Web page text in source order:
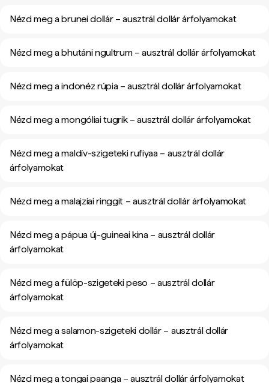
Nézd meg a brunei dollár – ausztrál dollár árfolyamokat
Nézd meg a bhutáni ngultrum – ausztrál dollár árfolyamokat
Nézd meg a indonéz rúpia – ausztrál dollár árfolyamokat
Nézd meg a mongóliai tugrik – ausztrál dollár árfolyamokat
Nézd meg a maldív-szigeteki rufiyaa – ausztrál dollár
árfolyamokat
Nézd meg a malajziai ringgit – ausztrál dollár árfolyamokat
Nézd meg a pápua új-guineai kina – ausztrál dollár
árfolyamokat
Nézd meg a fülöp-szigeteki peso – ausztrál dollár
árfolyamokat
Nézd meg a salamon-szigeteki dollár – ausztrál dollár
árfolyamokat
Nézd meg a tongai paanga – ausztrál dollár árfolyamokat